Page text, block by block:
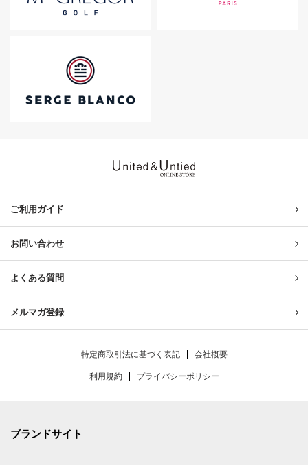
ご利用ガイド
お問い合わせ
よくある質問
メルマガ登録
特定商取引法に基づく表記 会社概要
利用規約 プライバシーポリシー
ブランドサイト